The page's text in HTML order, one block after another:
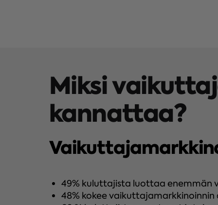
Miksi
kannattaa?
49% kuluttajista luottaa enemmän
48% kokee